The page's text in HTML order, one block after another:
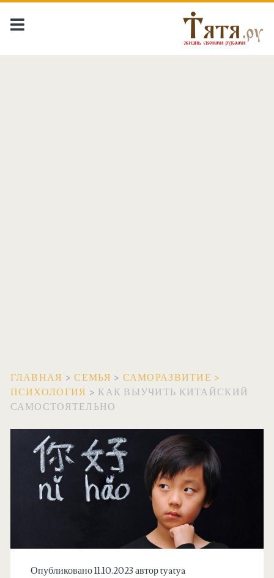
ГЛАВНАЯ >СЕМЬЯ > САМОРАЗВИТИЕ >
ПСИХОЛОГИЯ > КАК ВЫУЧИТЬ КИТАЙСКИЙ
САМОСТОЯТЕЛЬНО
Опубликовано 11.10.2023 авторtyatya